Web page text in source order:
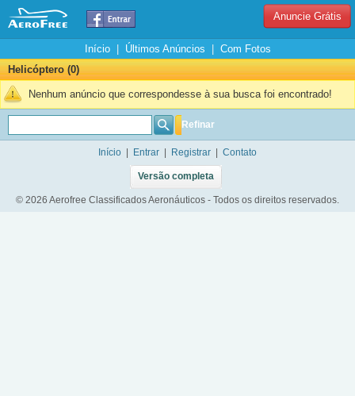
Anuncie Grátis
Início| Últimos Anúncios
Com Fotos
Helicóptero (0)
Nenhum anúncio que correspondesse à sua busca foi encontrado!
Refinar
Início Entrar Registrar Contato
Versão completa
© 2026 Aerofree Classificados Aeronáuticos - Todos os direitos reservados.